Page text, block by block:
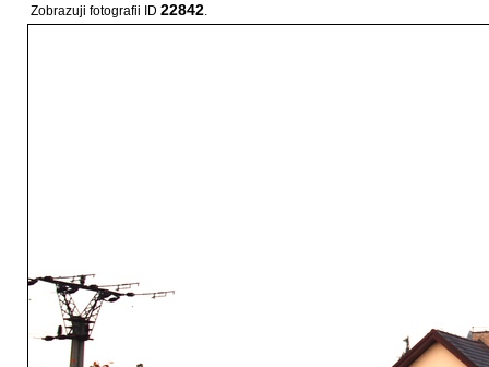
Zobrazuji fotografii ID 22842.